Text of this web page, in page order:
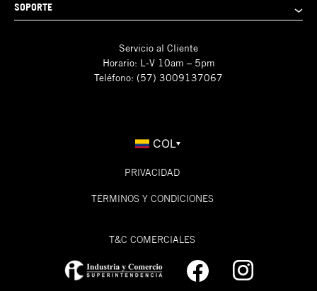
SOPORTE
Servicio al Cliente
Horario: L-V 10am – 5pm
Teléfono: (57) 3009137067
COL
PRIVACIDAD
TÉRMINOS Y CONDICIONES
T&C COMERCIALES